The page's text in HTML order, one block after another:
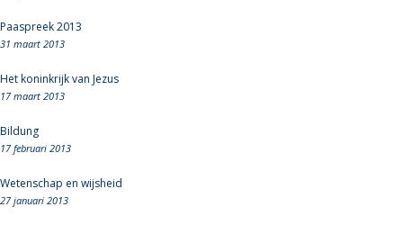
Paaspreek 2013
31 maart 2013
Het koninkrijk van Jezus
17 maart 2013
Bildung
17 februari 2013
Wetenschap en wijsheid
27 januari 2013